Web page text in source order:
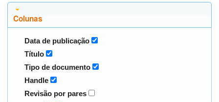
Colunas
Data de publicação
Título
Tipo de documento
Handle
Revisão por pares